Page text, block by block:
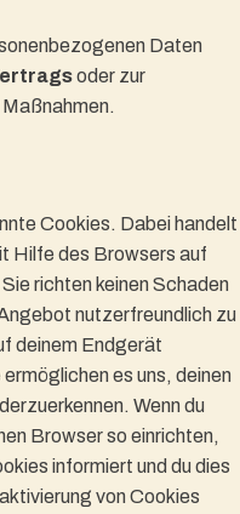
Daten
oder zur
Cookies. Dabei handelt
Hilfe des Browsers auf
richten keinen Schaden
nutzerfreundlich zu
deinem Endgerät
es uns, deinen
Wenn du
Browser so einrichten,
informiert und du dies
von Cookies